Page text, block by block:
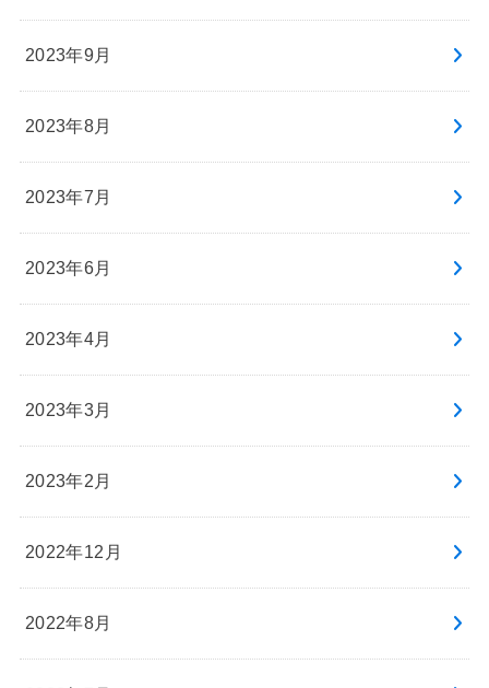
2023年9月
2023年8月
2023年7月
2023年6月
2023年4月
2023年3月
2023年2月
2022年12月
2022年8月